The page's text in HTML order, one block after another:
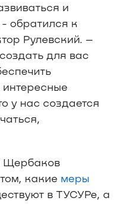
и
- обратился к
Рулевский. –
для вас
интересные
у нас создается
Щербаков
какие меры
в ТУСУРе, а